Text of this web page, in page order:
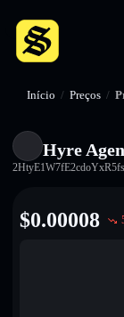
Início / Preços /
Hyre
$0.00008